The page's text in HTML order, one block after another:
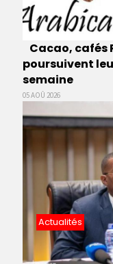
Cacao, cafés
poursuivent
semaine
05 AOÛ 2026
Actualités